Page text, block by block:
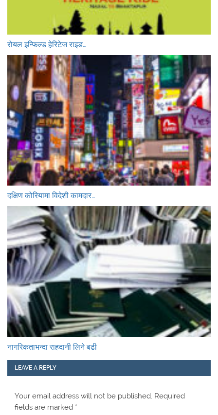
रोयल इन्फिल्ड हेरिटेज राइड…
दक्षिण कोरियामा विदेशी कामदार…
नागरिकताभन्दा राहदानी लिने बढी
LEAVE A REPLY
Your email address will not be published. Required
fields are marked *